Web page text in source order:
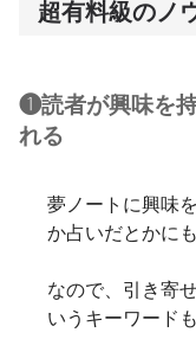
超有料級のノ
❶読者が興味を
れる
夢ノートに興味
か占いだとかに
なので、引き寄
いうキーワード